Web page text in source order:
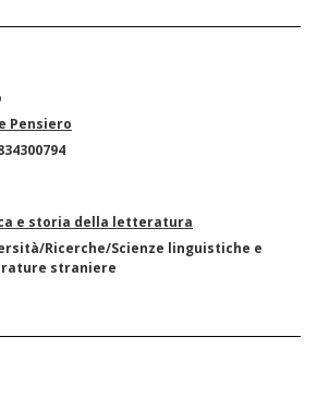
Pensiero
e storia della letteratura
Ricerche/Scienze linguistiche e
straniere